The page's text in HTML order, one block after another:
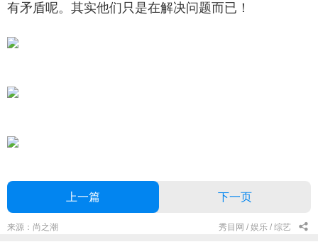
有矛盾呢。其实他们只是在解决问题而已！
上一篇 下一页
来源：尚之潮 秀目网 / 娱乐 / 综艺